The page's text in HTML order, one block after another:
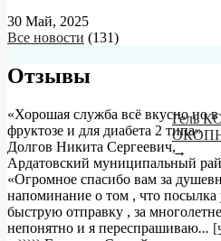
30 Май, 2025
Все новости (131)
Отзывы
«Хорошая служба всё вкусно но
фруктозе и для диабета 2 типа»
Долгов Никита Сергеевич,
Ардатовский муниципальный
«Огромное спасибо вам за
напоминание о том , что посылка
быструю отправку , за
непонятно и я переспрашиваю...
Гель
→